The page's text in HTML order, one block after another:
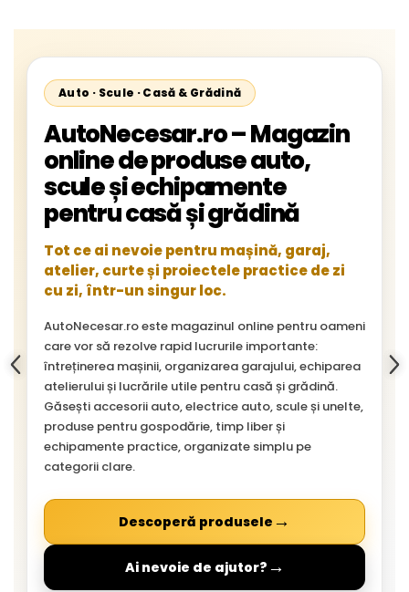
Auto · Scule · Casă & Grădină
AutoNecesar.ro – Magazin
online de produse auto,
scule și echipamente
pentru casă și grădină
Tot ce ai nevoie pentru mașină, garaj,
atelier, curte și proiectele practice de zi
cu zi, într-un singur loc.
AutoNecesar.ro este magazinul online pentru oameni
care vor să rezolve rapid lucrurile importante:
întreținerea mașinii, organizarea garajului, echiparea
atelierului și lucrările utile pentru casă și grădină.
Găsești accesorii auto, electrice auto, scule și unelte,
produse pentru gospodărie, timp liber și
echipamente practice, organizate simplu pe
categorii clare.
Descoperă produsele →
Ai nevoie de ajutor? →